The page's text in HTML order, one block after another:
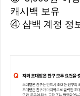
캐시백 보유
④ 샵백 계정 정